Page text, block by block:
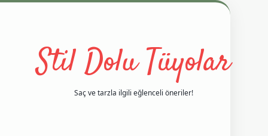
Stil Dolu Tüyolar
Saç ve tarzla ilgili eğlenceli öneriler!